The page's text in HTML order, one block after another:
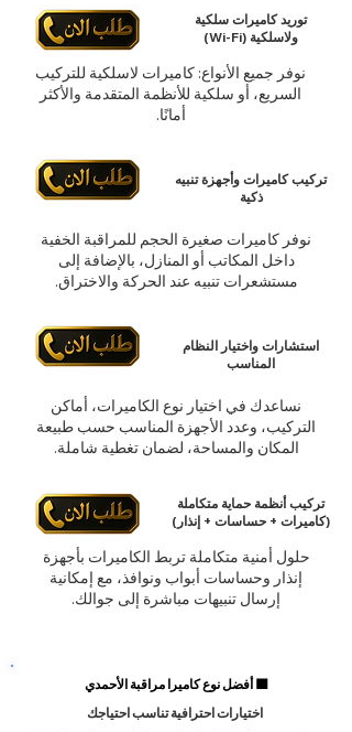
توريد كاميرات سلكية
ولاسلكية (Wi-Fi)
نوفر جميع الأنواع: كاميرات لاسلكية للتركيب
السريع، أو سلكية للأنظمة المتقدمة والأكثر
أمانًا.
تركيب كاميرات وأجهزة تنبيه
ذكية
نوفر كاميرات صغيرة الحجم للمراقبة الخفية
داخل المكاتب أو المنازل، بالإضافة إلى
مستشعرات تنبيه عند الحركة والاختراق.
استشارات واختيار النظام
المناسب
نساعدك في اختيار نوع الكاميرات، أماكن
التركيب، وعدد الأجهزة المناسب حسب طبيعة
المكان والمساحة، لضمان تغطية شاملة.
تركيب أنظمة حماية متكاملة
(كاميرات + حساسات + إنذار)
حلول أمنية متكاملة تربط الكاميرات بأجهزة
إنذار وحساسات أبواب ونوافذ، مع إمكانية
إرسال تنبيهات مباشرة إلى جوالك.
🟦 أفضل نوع كاميرا مراقبة الأحمدي
اختيارات احترافية تناسب احتياجك